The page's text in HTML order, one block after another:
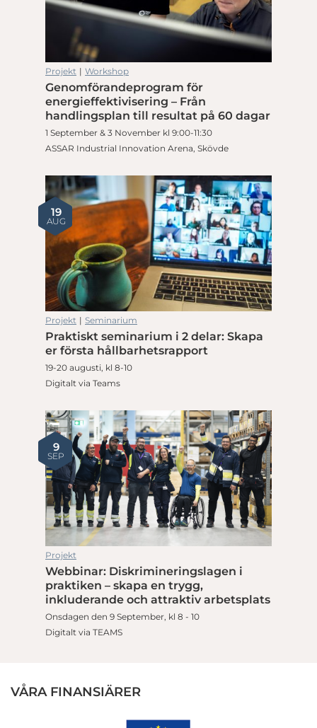
Projekt | Workshop
Genomförandeprogram för
energieffektivisering – Från
handlingsplan till resultat på 60 dagar
1 September & 3 November kl 9:00-11:30
ASSAR Industrial Innovation Arena, Skövde
19
AUG
Projekt | Seminarium
Praktiskt seminarium i 2 delar: Skapa
er första hållbarhetsrapport
19-20 augusti, kl 8-10
Digitalt via Teams
9
SEP
Projekt
Webbinar: Diskrimineringslagen i
praktiken – skapa en trygg,
inkluderande och attraktiv arbetsplats
Onsdagen den 9 September, kl 8 - 10
Digitalt via TEAMS
VÅRA FINANSIÄRER